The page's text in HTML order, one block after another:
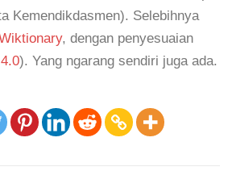
Kemendikdasmen). Selebihnya
, dengan penyesuaian
). Yang ngarang sendiri juga ada.